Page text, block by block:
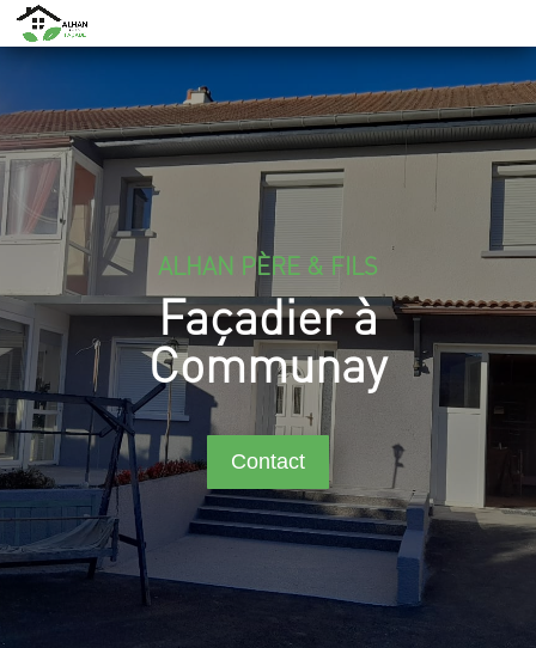
ALHAN PÈRE & FILS
Façadier à
Communay
Contact